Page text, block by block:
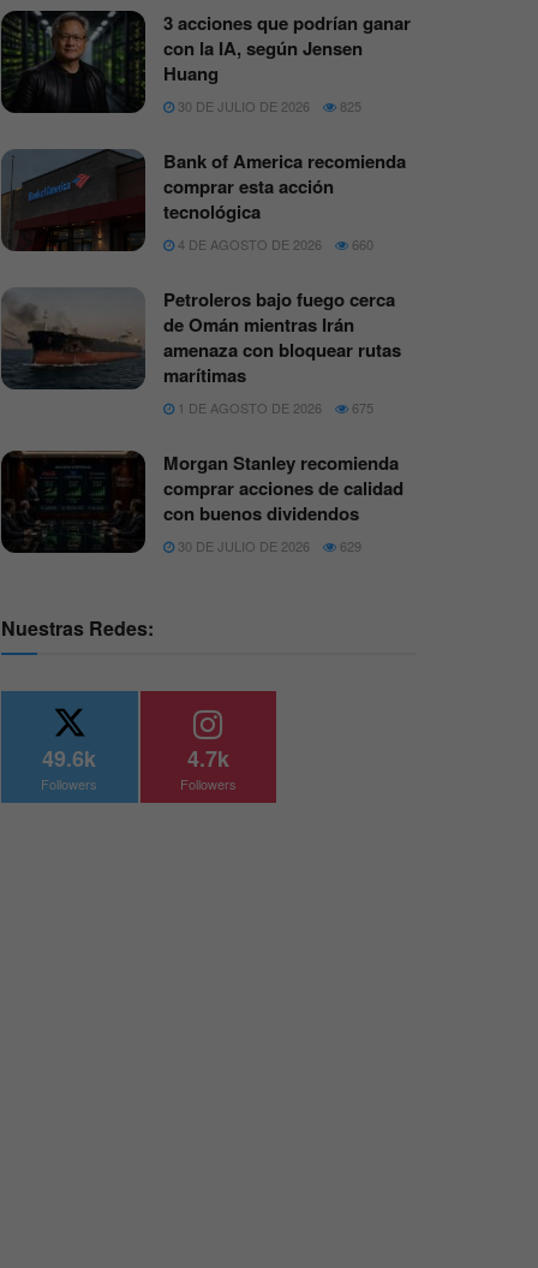
3 acciones que podrían ganar
con la IA, según Jensen
Huang
30 DE JULIO DE 2026 825
Bank of America recomienda
comprar esta acción
tecnológica
4 DE AGOSTO DE 2026 660
Petroleros bajo fuego cerca
de Omán mientras Irán
amenaza con bloquear rutas
marítimas
1 DE AGOSTO DE 2026 675
Morgan Stanley recomienda
comprar acciones de calidad
con buenos dividendos
30 DE JULIO DE 2026 629
Nuestras Redes:
49.6k
Followers
4.7k
Followers